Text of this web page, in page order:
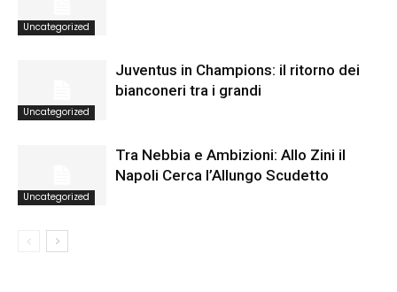
Uncategorized
Uncategorized
Juventus in Champions: il ritorno dei
bianconeri tra i grandi
Uncategorized
Tra Nebbia e Ambizioni: Allo Zini il
Napoli Cerca l’Allungo Scudetto